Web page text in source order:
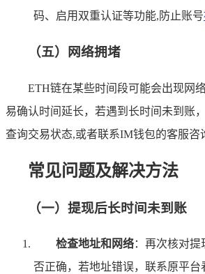
码、启用双重认证等功能,防止账号
（五）网络拥堵
ETH链在某些时间段可能会出现网
易确认时间延长，若遇到长时间未到账
查询交易状态,或者联系IM钱包的客服咨
常见问题及解决方法
（一）提现后长时间未到账
检查地址和网络：再次核对
否正确，若地址错误，联系原平台